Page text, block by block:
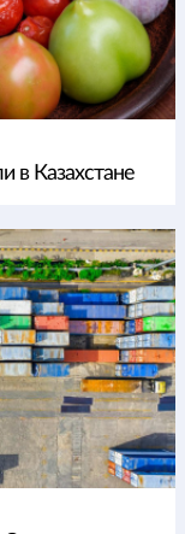
в Казахстане